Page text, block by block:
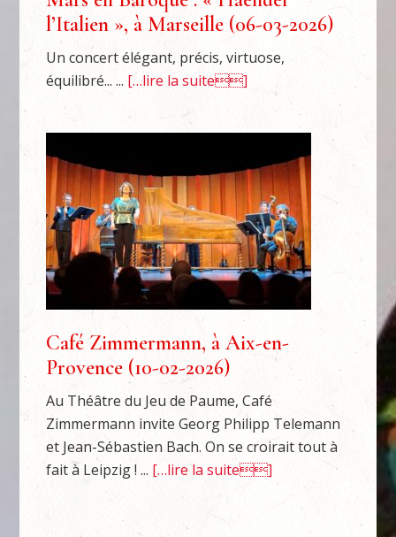
l’Italien », à Marseille (06-03-2026)
Un concert élégant, précis, virtuose,
équilibré... ... […lire la suite]
Café Zimmermann, à Aix-en-
Provence (10-02-2026)
Au Théâtre du Jeu de Paume, Café
Zimmermann invite Georg Philipp Telemann
et Jean-Sébastien Bach. On se croirait tout à
fait à Leipzig ! ... […lire la suite]